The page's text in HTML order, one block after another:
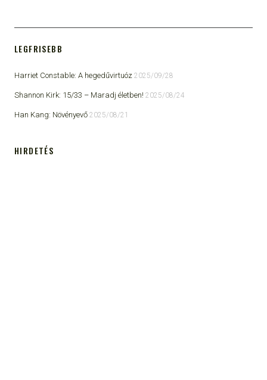
LEGFRISEBB
Harriet Constable: A hegedűvirtuóz 2025/09/28
Shannon Kirk: 15/33 ​– Maradj életben! 2025/08/24
Han Kang: Növényevő 2025/08/21
HIRDETÉS